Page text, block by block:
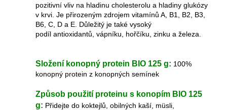
pozitivní vliv na hladinu cholesterolu a hladiny glukózy
v krvi. Je přirozeným zdrojem vitamínů A, B1, B2, B3,
B6, C, D a E. Důležitý je také vysoký
podíl antioxidantů, vápníku, hořčíku, zinku a železa.
Složení konopný protein BIO 125 g: 100%
konopný protein z konopných semínek
Způsob použití proteinu s konopím BIO 125
g: Přidejte do koktejlů, obilných kaší, müsli,